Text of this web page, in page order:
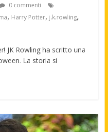
0 commenti
, Harry Potter, j.k.rowling,
JK Rowling ha scritto una
La storia si